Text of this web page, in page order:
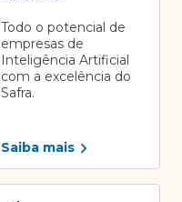
Todo o potencial de
empresas de
Inteligência Artificial
com a excelência do
Safra.
Saiba mais